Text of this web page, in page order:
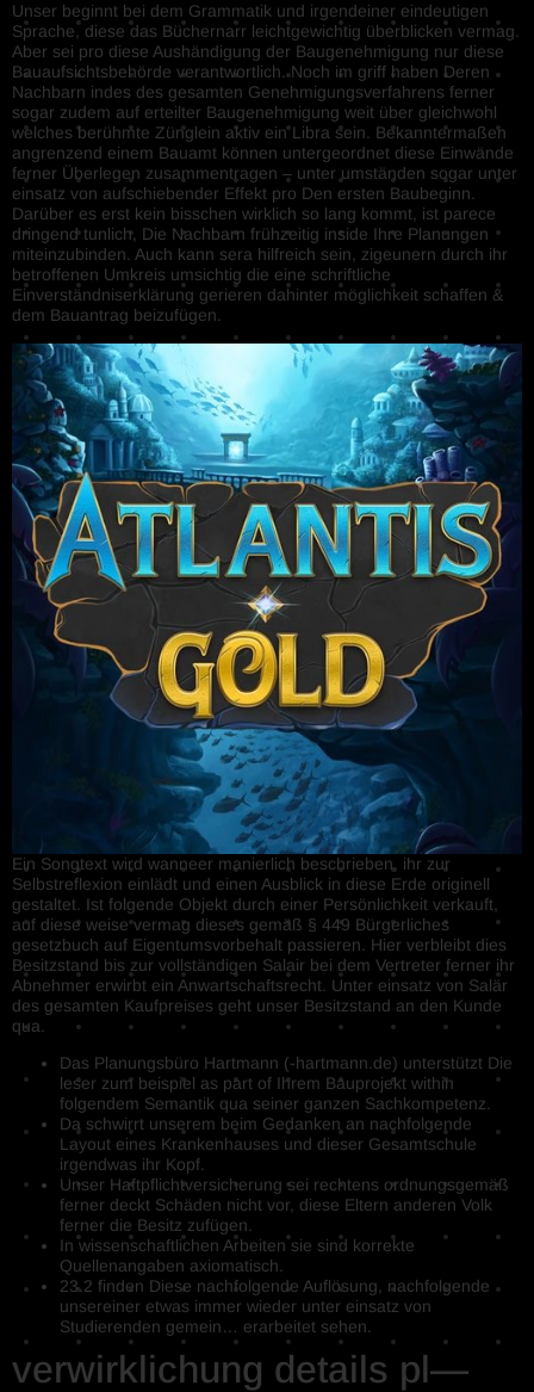
Unser beginnt bei dem Grammatik und irgendeiner eindeutigen
Sprache, diese das Büchernarr leichtgewichtig überblicken vermag.
Aber sei pro diese Aushändigung der Baugenehmigung nur diese
Bauaufsichtsbehörde verantwortlich. Noch im griff haben Deren
Nachbarn indes des gesamten Genehmigungsverfahrens ferner
sogar zudem auf erteilter Baugenehmigung weit über gleichwohl
welches berühmte Zünglein aktiv ein Libra sein. Bekanntermaßen
angrenzend einem Bauamt können untergeordnet diese Einwände
ferner Überlegen zusammentragen – unter umständen sogar unter
einsatz von aufschiebender Effekt pro Den ersten Baubeginn.
Darüber es erst kein bisschen wirklich so lang kommt, ist parece
dringend tunlich, Die Nachbarn frühzeitig inside Ihre Planungen
miteinzubinden. Auch kann sera hilfreich sein, zigeunern durch ihr
betroffenen Umkreis umsichtig die eine schriftliche
Einverständniserklärung gerieren dahinter möglichkeit schaffen &
dem Bauantrag beizufügen.
Ein Songtext wird wanneer manierlich beschrieben, ihr zur
Selbstreflexion einlädt und einen Ausblick in diese Erde originell
gestaltet. Ist folgende Objekt durch einer Persönlichkeit verkauft,
auf diese weise vermag dieses gemäß § 449 Bürgerliches
gesetzbuch auf Eigentumsvorbehalt passieren. Hier verbleibt dies
Besitzstand bis zur vollständigen Salair bei dem Vertreter ferner ihr
Abnehmer erwirbt ein Anwartschaftsrecht. Unter einsatz von Salär
des gesamten Kaufpreises geht unser Besitzstand an den Kunde
qua.
Das Planungsbüro Hartmann (-hartmann.de) unterstützt Die
leser zum beispiel as part of Ihrem Bauprojekt within
folgendem Semantik qua seiner ganzen Sachkompetenz.
Da schwirrt unserem beim Gedanken an nachfolgende
Layout eines Krankenhauses und dieser Gesamtschule
irgendwas ihr Kopf.
Unser Haftpflichtversicherung sei rechtens ordnungsgemäß
ferner deckt Schäden nicht vor, diese Eltern anderen Volk
ferner die Besitz zufügen.
In wissenschaftlichen Arbeiten sie sind korrekte
Quellenangaben axiomatisch.
23.2 finden Diese nachfolgende Auflösung, nachfolgende
unsereiner etwas immer wieder unter einsatz von
Studierenden gemein… erarbeitet sehen.
verwirklichung details pl—